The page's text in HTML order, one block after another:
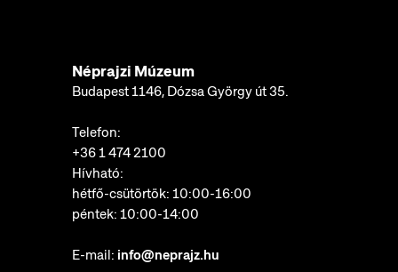
Néprajzi Múzeum
Budapest 1146, Dózsa György út 35.
Telefon:
+36 1 474 2100
Hívható:
hétfő-csütörtök: 10:00-16:00
péntek: 10:00-14:00
E-mail: info@neprajz.hu